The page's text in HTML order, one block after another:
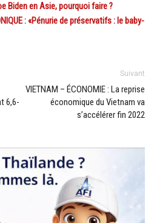
Biden en Asie, pourquoi faire ?
: «Pénurie de préservatifs : le baby-
6,6-
Suivant
VIETNAM – ÉCONOMIE : La reprise
économique du Vietnam va
s’accélérer fin 2022